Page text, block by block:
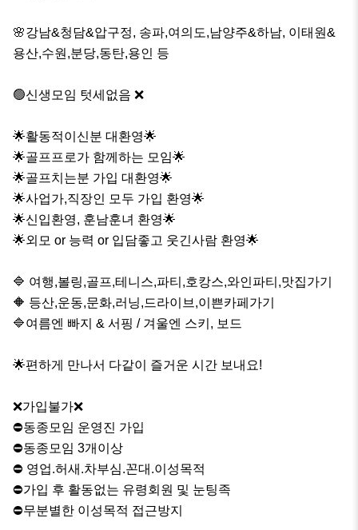
🌸강남&청담&압구정, 송파,여의도,남양주&하남, 이태원&
용산,수원,분당,동탄,용인 등
🟢신생모임 텃세없음 ❌
🌟활동적이신분 대환영🌟
🌟골프프로가 함께하는 모임🌟
🌟골프치는분 가입 대환영🌟
🌟사업가,직장인 모두 가입 환영🌟
🌟신입환영, 훈남훈녀 환영🌟
🌟외모 or 능력 or 입담좋고 웃긴사람 환영🌟
🔷 여행,볼링,골프,테니스,파티,호캉스,와인파티,맛집가기
🔶 등산,운동,문화,러닝,드라이브,이쁜카페가기
🔷여름엔 빠지 & 서핑 / 겨울엔 스키, 보드
🌟편하게 만나서 다같이 즐거운 시간 보내요!
❌가입불가❌
⛔️동종모임 운영진 가입
⛔️동종모임 3개이상
⛔️ 영업.허새.차부심.꼰대.이성목적
⛔️가입 후 활동없는 유령회원 및 눈팅족
⛔️무분별한 이성목적 접근방지